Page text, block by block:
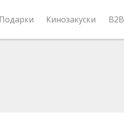
Подарки Кинозакуски B2B